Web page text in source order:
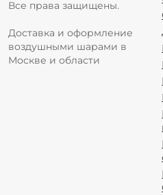
Все права защищены.
Доставка и оформление
воздушными шарами в
Москве и области